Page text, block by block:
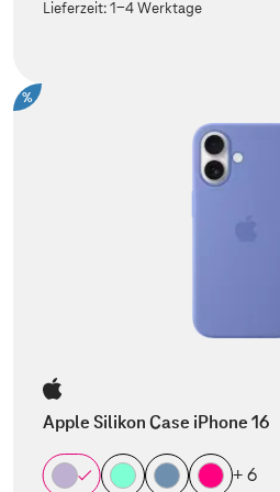
Lieferzeit:1-4 Werktage
%
Apple Silikon Case iPhone 16
+ 6